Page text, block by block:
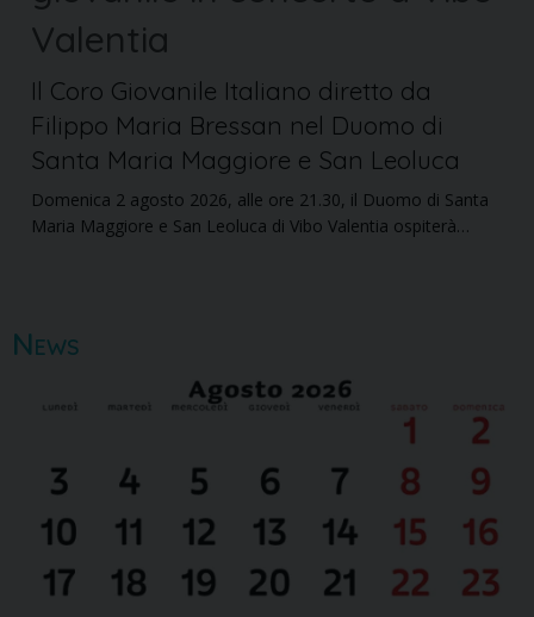
Valentia
Il Coro Giovanile Italiano diretto da
Filippo Maria Bressan nel Duomo di
Santa Maria Maggiore e San Leoluca
Domenica 2 agosto 2026, alle ore 21.30, il Duomo di Santa
Maria Maggiore e San Leoluca di Vibo Valentia ospiterà…
News